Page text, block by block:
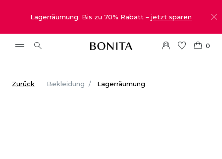
Lagerräumung: Bis zu 70% Rabatt – jetzt sparen
0
Zurück Bekleidung Lagerräumung